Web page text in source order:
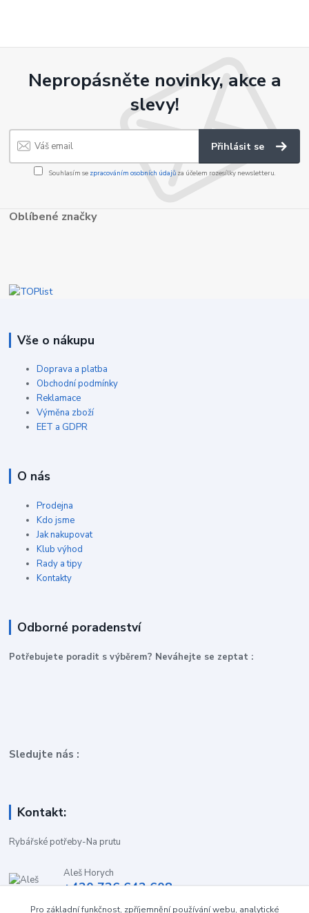
Nepropásněte novinky, akce a
slevy!
Přihlásit se
Souhlasím se zpracováním osobních údajůza účelem rozesílky newsletteru.
Oblíbené značky
Vše o nákupu
Doprava a platba
Obchodní podmínky
Reklamace
Výměna zboží
EET a GDPR
O nás
Prodejna
Kdo jsme
Jak nakupovat
Klub výhod
Rady a tipy
Kontakty
Odborné poradenství
Potřebujete poradit s výběrem? Neváhejte se zeptat :
Sledujte nás :
Kontakt:
Rybářské potřeby-Na prutu
Aleš Horych
+420 736 642 608
Pro základní funkčnost, zpříjemnění používání webu, analytické